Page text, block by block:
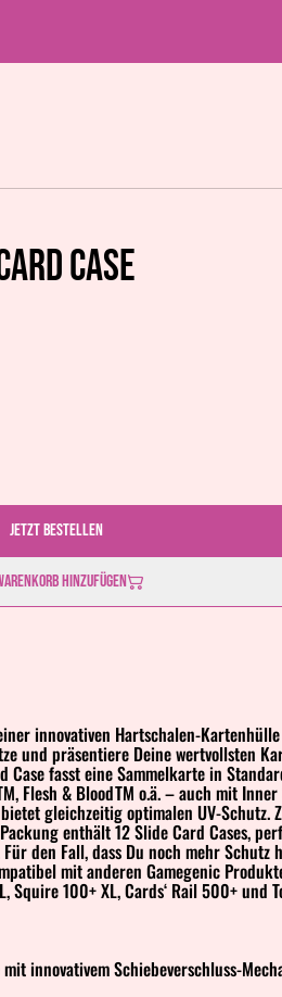
Case
Jetzt bestellen
hinzufügen
innovativen Hartschalen-
und präsentiere Deine wertvollsten
Case fasst eine Sammelkarte in
Flesh & BloodTM o.ä. – auch mit Inner
gleichzeitig optimalen UV-Schutz.
enthält 12 Slide Card Cases,
den Fall, dass Du noch mehr Schutz
mit anderen Gamegenic
Squire 100+ XL, Cards‘ Rail 500+ und
innovativem Schiebeverschluss-